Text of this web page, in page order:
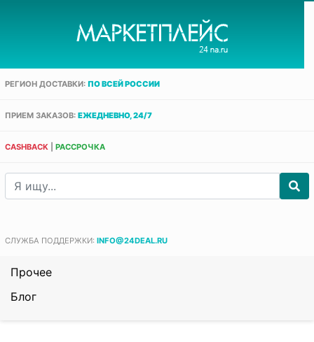
РЕГИОН ДОСТАВКИ: ПО ВСЕЙ РОССИИ
ПРИЕМ ЗАКАЗОВ: ЕЖЕДНЕВНО, 24/7
CASHBACK РАССРОЧКА
СЛУЖБА ПОДДЕРЖКИ: INFO@24DEAL.RU
Прочее
Блог